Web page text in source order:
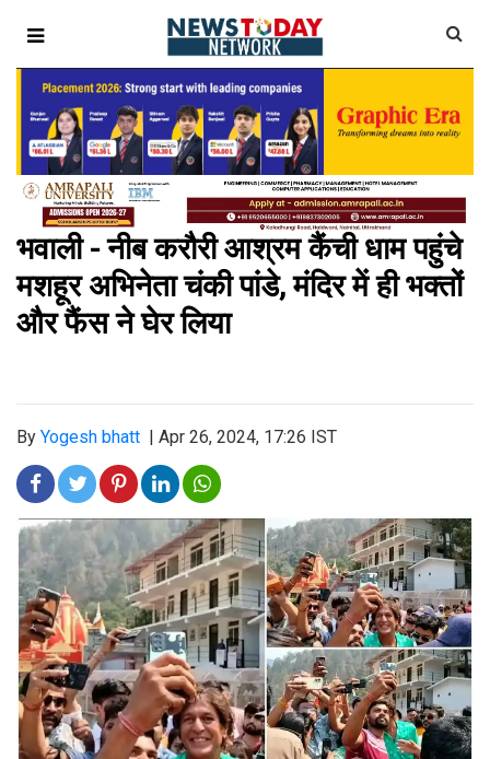
भवाली - नीब करौरी आश्रम कैंची धाम पहुंचे
मशहूर अभिनेता चंकी पांडे, मंदिर में ही भक्तों
और फैंस ने घेर लिया
By Yogesh bhatt Apr 26, 2024, 17:26 IST